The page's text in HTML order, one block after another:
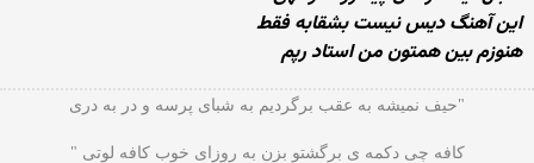
این آهنگ دیس نیست بشقابه فقط
هنوزم بین همتون من استاد رپم
"حیف نمیشه به عقب برگردیم به شبای پرسه و در به دری
کافه چی دکمه ی برگشتو بزن به روزای خوب کافه لوتی "